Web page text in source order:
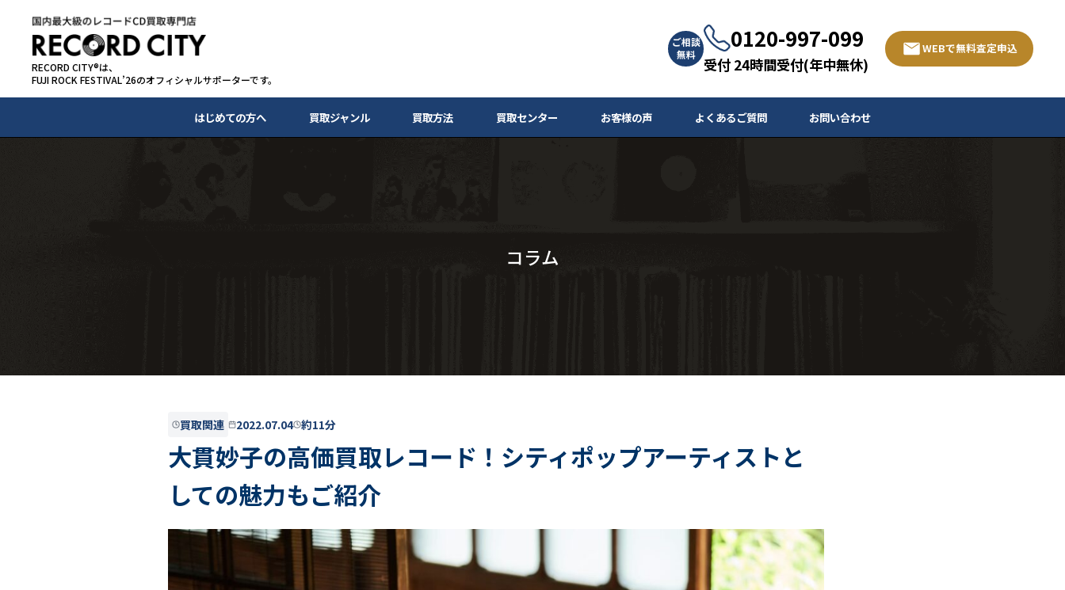
RECORD CITY®は、
FUJI ROCK FESTIVAL’26のオフィシャルサポーターです。
ご相談
無料
0120-997-099
受付 24時間受付(年中無休)
WEBで無料査定申込
はじめての方へ 買取ジャンル 買取方法 買取センター お客様の声 よくあるご質問 お問い合わせ
コラム
買取関連 2022.07.04 約11分
大貫妙子の高価買取レコード！シティポップアーティストと
しての魅力もご紹介